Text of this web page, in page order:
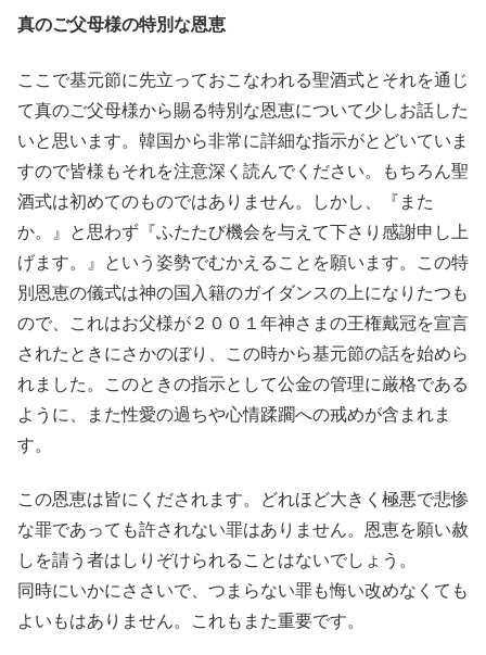
真のご父母様の特別な恩恵
ここで基元節に先立っておこなわれる聖酒式とそれを通じ
て真のご父母様から賜る特別な恩恵について少しお話した
いと思います。韓国から非常に詳細な指示がとどいていま
すので皆様もそれを注意深く読んでください。もちろん聖
酒式は初めてのものではありません。しかし、『また
か。』と思わず『ふたたび機会を与えて下さり感謝申し上
げます。』という姿勢でむかえることを願います。この特
別恩恵の儀式は神の国入籍のガイダンスの上になりたつも
ので、これはお父様が２００１年神さまの王権戴冠を宣言
されたときにさかのぼり、この時から基元節の話を始めら
れました。このときの指示として公金の管理に厳格である
ように、また性愛の過ちや心情蹂躙への戒めが含まれま
す。
この恩恵は皆にくだされます。どれほど大きく極悪で悲惨
な罪であっても許されない罪はありません。恩恵を願い赦
しを請う者はしりぞけられることはないでしょう。
同時にいかにささいで、つまらない罪も悔い改めなくても
よいもはありません。これもまた重要です。